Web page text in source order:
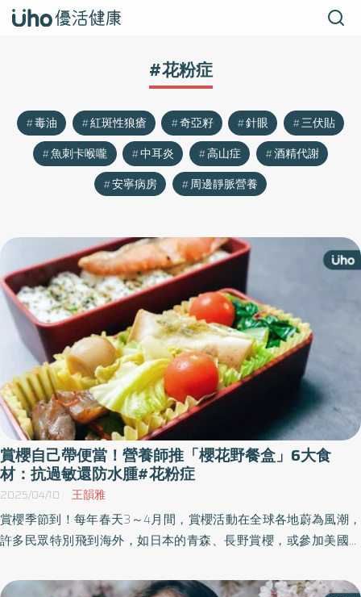
#花粉症
毒油 紅斑性狼瘡 奇亞籽 針眼
三伏貼
魚刺卡喉嚨
中耳炎 高山症
酒精代謝
安寧病房
周邊靜脈營養
賞櫻自己帶便當！營養師推「櫻花野餐盒」6大食
材：抗過敏還防水腫#花粉症
2025/04/10 王韻雅
賞櫻季節到！每年春天3～4月間，賞櫻活動在全球各地蔚為風潮，
許多民眾特別飛到海外，如日本的青森、長野賞櫻，或參加美國華
適的狀況，包括腸胃不適、水腫、過敏、疲勞等，建議出發賞櫻不